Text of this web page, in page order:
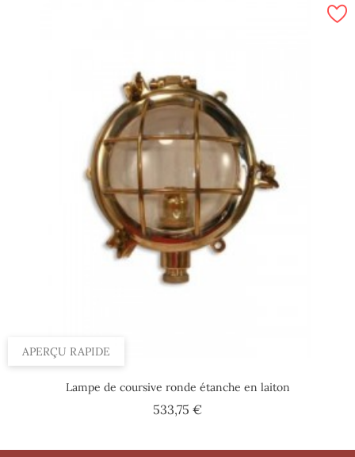
APERÇU RAPIDE
Lampe de coursive ronde étanche en laiton
533,75 €Prix